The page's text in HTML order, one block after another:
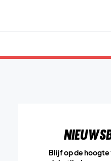
Blijf op de hoogte